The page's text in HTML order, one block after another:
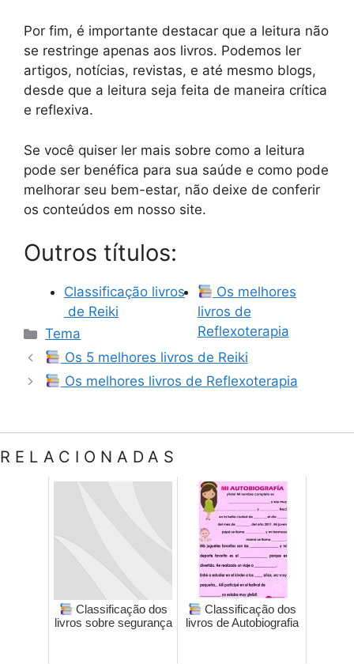
Por fim, é importante destacar que a leitura não
se restringe apenas aos livros. Podemos ler
artigos, notícias, revistas, e até mesmo blogs,
desde que a leitura seja feita de maneira crítica
e reflexiva.
Se você quiser ler mais sobre como a leitura
pode ser benéfica para sua saúde e como pode
melhorar seu bem-estar, não deixe de conferir
os conteúdos em nosso site.
Outros títulos:
Classificação livros
de Reiki
Os melhores
livros de
Reflexoterapia
Categorias
Tema
Os 5 melhores livros de Reiki
Os melhores livros de Reflexoterapia
RELACIONADAS
Classificação dos
livros sobre segurança
Classificação dos
livros de Autobiografia